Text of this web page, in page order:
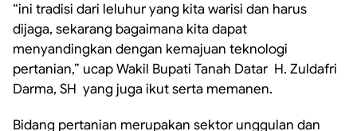
“ini tradisi dari leluhur yang kita warisi dan harus
dijaga, sekarang bagaimana kita dapat
menyandingkan dengan kemajuan teknologi
pertanian,” ucap Wakil Bupati Tanah Datar H. Zuldafri
Darma, SH yang juga ikut serta memanen.
Bidang pertanian merupakan sektor unggulan dan